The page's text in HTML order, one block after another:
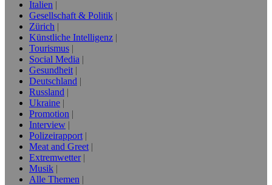
Italien
Gesellschaft & Politik
Zürich
Künstliche Intelligenz
Tourismus
Social Media
Gesundheit
Deutschland
Russland
Ukraine
Promotion
Interview
Polizeirapport
Meat and Greet
Extremwetter
Musik
Alle Themen